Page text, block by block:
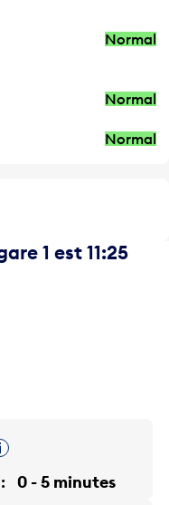
Normal
Normal
Normal
1 est 11:25
0 - 5 minutes